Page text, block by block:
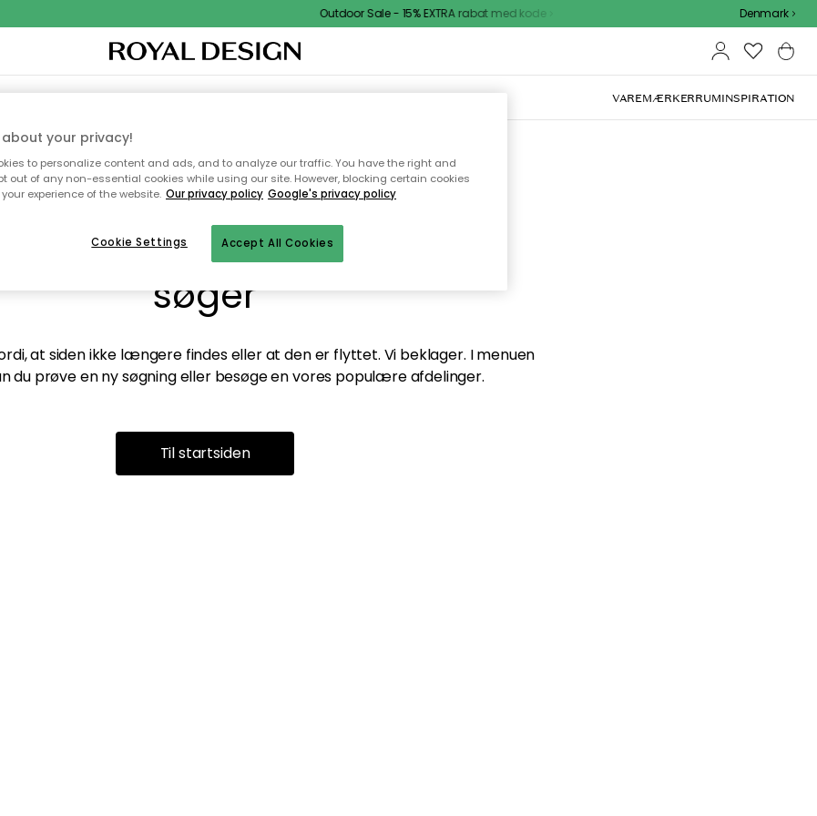
Outdoor Sale - 15% EXTRA rabat med kode Denmark
& TÆPPERKØKKENETOPBEVARINGHAVEMØBLER VAREMÆRKERRUMINSPIRATION
desværre ikke siden du
søger
at siden ikke længere findes eller at den er flyttet. Vi beklager. I menuen
du prøve en ny søgning eller besøge en vores populære afdelinger.
Til startsiden
your privacy!
to personalize content and ads, and to analyze our traffic. You have the right and
out of any non-essential cookies while using our site. However, blocking certain cookies
experience of the website. Our privacy policy Google's privacy policy
Accept All Cookies
Cookie Settings